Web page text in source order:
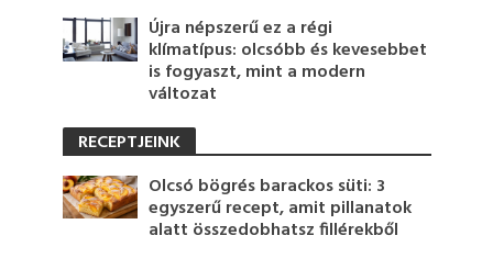
Újra népszerű ez a régi
klímatípus: olcsóbb és kevesebbet
is fogyaszt, mint a modern
változat
RECEPTJEINK
Olcsó bögrés barackos süti: 3
egyszerű recept, amit pillanatok
alatt összedobhatsz fillérekből